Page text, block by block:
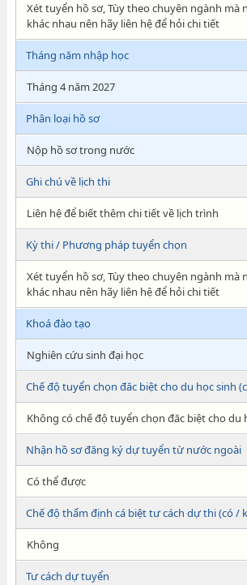
Xét tuyển hồ sơ, Tùy theo chuyên ngành mà
khác nhau nên hãy liên hệ để hỏi chi tiết
Tháng năm nhập học
Tháng 4 năm 2027
Phân loại hồ sơ
Nộp hồ sơ trong nước
Ghi chú về lịch thi
Liên hệ để biết thêm chi tiết về lịch trình
Kỳ thi / Phương pháp tuyển chọn
Xét tuyển hồ sơ, Tùy theo chuyên ngành mà
khác nhau nên hãy liên hệ để hỏi chi tiết
Khoá đào tạo
Nghiên cứu sinh đại học
Chế độ tuyển chọn đăc biệt cho du học sinh
Không có chế độ tuyển chọn đăc biệt cho du
Nhận hồ sơ đăng ký dự tuyển từ nước ngoài
Có thể được
Chế độ thẩm định cá biệt tư cách dự thi (có /
Không
Tư cách dự tuyển